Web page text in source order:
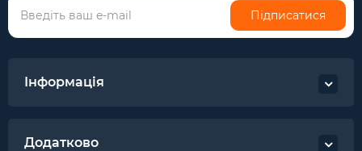
Підписатися
Інформація
Додатково